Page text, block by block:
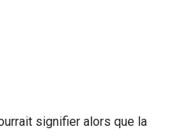
signifier alors que la